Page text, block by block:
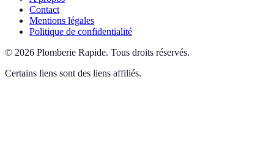
Contact
Mentions légales
Politique de confidentialité
© 2026 Plomberie Rapide. Tous droits réservés.
Certains liens sont des liens affiliés.